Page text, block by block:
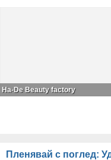
На-De Beauty factory
Пленявай с поглед: